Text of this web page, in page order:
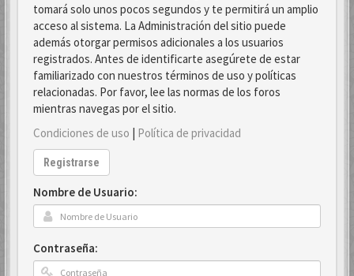
tomará solo unos pocos segundos y te permitirá un amplio
acceso al sistema. La Administración del sitio puede
además otorgar permisos adicionales a los usuarios
registrados. Antes de identificarte asegúrete de estar
familiarizado con nuestros términos de uso y políticas
relacionadas. Por favor, lee las normas de los foros
mientras navegas por el sitio.
Condiciones de uso | Política de privacidad
Registrarse
Nombre de Usuario:
Contraseña: